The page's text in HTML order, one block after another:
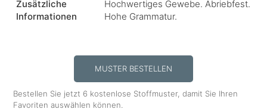
Zusätzliche
Informationen
Hochwertiges Gewebe. Abriebfest.
Hohe Grammatur.
MUSTER BESTELLEN
Bestellen Sie jetzt 6 kostenlose Stoffmuster, damit Sie Ihren
Favoriten auswählen können.